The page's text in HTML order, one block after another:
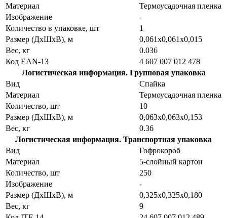
Материал
Термоусадочная пленка
Изображение
-
Количество в упаковке, шт
1
Размер (ДхШхВ), м
0,061х0,061х0,015
Вес, кг
0.036
Код EAN-13
4 607 007 012 478
Логистическая информация. Групповая упаковка
Вид
Спайка
Материал
Термоусадочная пленка
Количество, шт
10
Размер (ДхШхВ), м
0,063х0,063х0,153
Вес, кг
0.36
Логистическая информация. Транспортная упаковка
Вид
Гофрокороб
Материал
5-слойный картон
Количество, шт
250
Изображение
-
Размер (ДхШхВ), м
0,325х0,325х0,180
Вес, кг
9